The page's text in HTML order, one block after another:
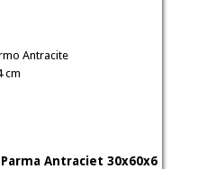
Antraciet 30x60x6